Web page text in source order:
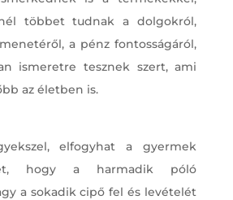
többet tudnak a dolgokról,
a pénz fontosságáról,
ismeretre tesznek szert, ami
az életben is.
elfogyhat a gyermek
hogy a harmadik póló
a sokadik cipő fel és levételét